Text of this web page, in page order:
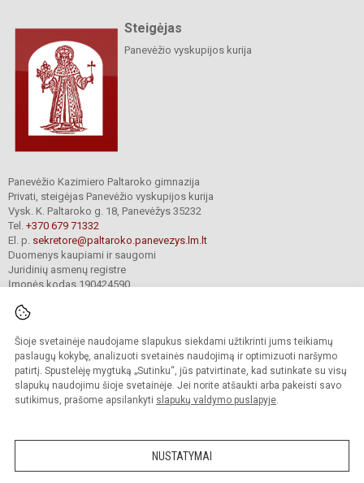
Šioje svetainėje naudojame slapukus siekdami užtikrinti jums teikiamų
paslaugų kokybę, analizuoti svetainės naudojimą ir optimizuoti naršymo
patirtį. Spustelėję mygtuką „Sutinku“, jūs patvirtinate, kad sutinkate su visų
slapukų naudojimu šioje svetainėje. Jei norite atšaukti arba pakeisti savo
sutikimus, prašome apsilankyti slapukų valdymo puslapyje.
NUSTATYMAI
Steigėjas
Panevėžio vyskupijos kurija
Panevėžio Kazimiero Paltaroko gimnazija
Privati, steigėjas Panevėžio vyskupijos kurija
Vysk. K. Paltaroko g. 18, Panevėžys 35232
Tel. +370 679 71332
El. p. sekretore@paltaroko.panevezys.lm.lt
Duomenys kaupiami ir saugomi
Juridinių asmenų registre
Įmonės kodas 190424590
© 2023. Panevėžio Kazimiero Paltaroko gimnazija. Visos teisės saugomos.
Kopijuoti turinį be raštiško įstaigos administracijos sutikimo griežtai draudžiama.
Versija neįgaliesiems Slapukų valdymas
Sumanus būdas atnaujinti